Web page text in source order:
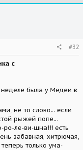
#32
с
неделе была у Медеи в
не то слово... если
рыжей попе...
ро-ле-ви-шна!!! есть
забавная, хитрючая,
только ума-